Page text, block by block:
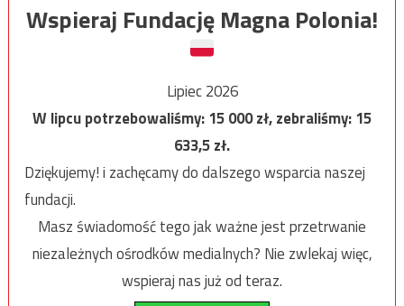
Wspieraj Fundację Magna Polonia!
Lipiec 2026
W lipcu potrzebowaliśmy:15 000zł, zebraliśmy:15
633,5zł.
Dziękujemy! i zachęcamy do dalszego wsparcia naszej
fundacji.
Masz świadomość tego jak ważne jest przetrwanie
niezależnych ośrodków medialnych? Nie zwlekaj więc,
wspieraj nas już od teraz.